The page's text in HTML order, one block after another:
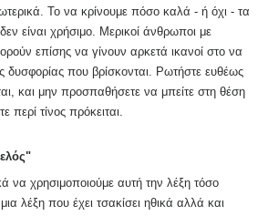
Το να κρίνουμε πόσο καλά - ή όχι - τα
είναι χρήσιμο. Μερικοί άνθρωποι με
επίσης να γίνουν αρκετά ικανοί στο να
δυσφορίας που βρίσκονται. Ρωτήστε ευθέως
και μην προσπαθήσετε να μπείτε στη θέση
περί τίνος πρόκειται.
να χρησιμοποιούμε αυτή την λέξη τόσο
λέξη που έχει τσακίσει ηθικά αλλά και